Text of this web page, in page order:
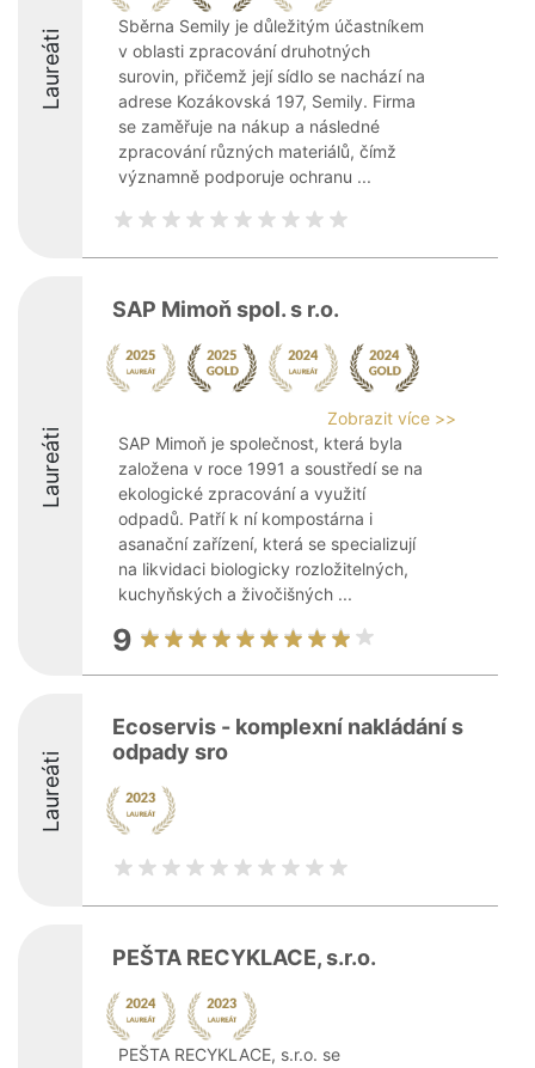
Laureáti
Sběrna Semily je důležitým účastníkem
v oblasti zpracování druhotných
surovin, přičemž její sídlo se nachází na
adrese Kozákovská 197, Semily. Firma
se zaměřuje na nákup a následné
zpracování různých materiálů, čímž
významně podporuje ochranu ...
Laureáti
SAP Mimoň spol. s r.o.
Zobrazit více >>
SAP Mimoň je společnost, která byla
založena v roce 1991 a soustředí se na
ekologické zpracování a využití
odpadů. Patří k ní kompostárna i
asanační zařízení, která se specializují
na likvidaci biologicky rozložitelných,
kuchyňských a živočišných ...
9
Laureáti
Ecoservis - komplexní nakládání s
odpady sro
PEŠTA RECYKLACE, s.r.o.
PEŠTA RECYKLACE, s.r.o. se